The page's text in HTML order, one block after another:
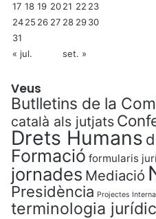
17 18 19 2021 22 23
2425 26 27 28 2930
31
« jul.
set. »
Veus
Butlletins de la
català als jutjats
Drets Humans
Formació formularis
jornades Mediació
Presidència Projectes
terminologia